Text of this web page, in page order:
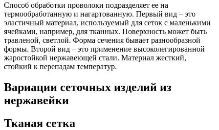
Способ обработки проволоки подразделяет ее на
термообработанную и нагартованную. Первый вид – это
эластичный материал, используемый для сеток с маленькими
ячейками, например, для тканных. Поверхность может быть
травленой, светлой. Форма сечения бывает разнообразной
формы. Второй вид – это применение высоколегированной
жаростойкой нержавеющей стали. Материал жесткий,
стойкий к перепадам температур.
Вариации сеточных изделий из
нержавейки
Тканая сетка